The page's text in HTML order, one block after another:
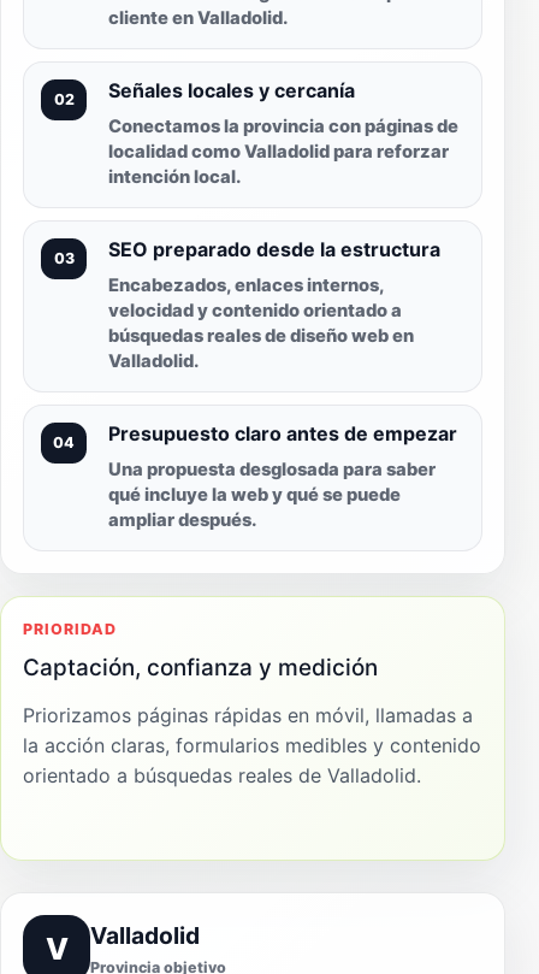
cliente en Valladolid.
02 Señales locales y cercanía
Conectamos la provincia con páginas de
localidad como Valladolid para reforzar
intención local.
03 SEO preparado desde la estructura
Encabezados, enlaces internos,
velocidad y contenido orientado a
búsquedas reales de diseño web en
Valladolid.
04 Presupuesto claro antes de empezar
Una propuesta desglosada para saber
qué incluye la web y qué se puede
ampliar después.
PRIORIDAD
Captación, confianza y medición
Priorizamos páginas rápidas en móvil, llamadas a
la acción claras, formularios medibles y contenido
orientado a búsquedas reales de Valladolid.
V Valladolid
Provincia objetivo